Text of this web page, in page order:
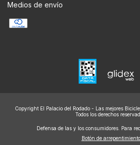
Medios de envío
Copyright El Palacio del Rodado - Las mejores
Todos los derechos
Defensa de las y los consumidores. Para
Botón de arrepentimiento